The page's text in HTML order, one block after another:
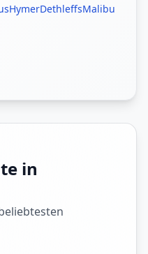
HymerDethleffsMalibu
in